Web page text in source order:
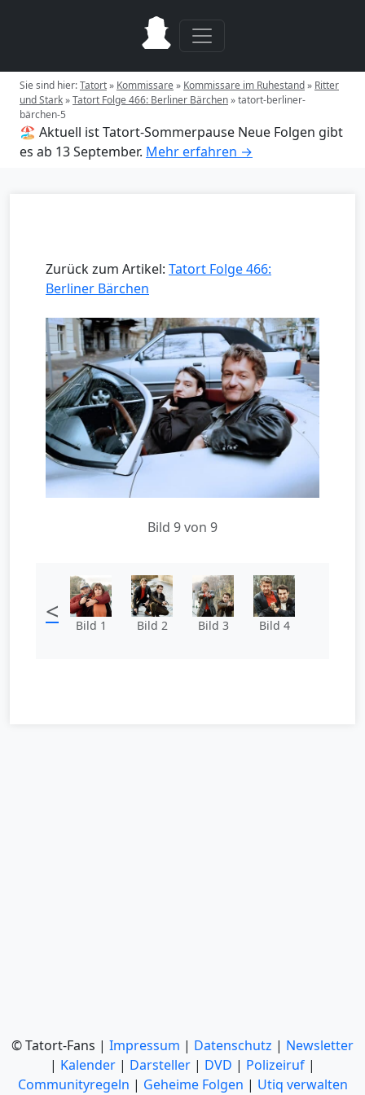
Sie sind hier:Tatort» Kommissare» Kommissare im Ruhestand» Ritter
und Stark»Tatort Folge 466: Berliner Bärchen»tatort-berliner-
bärchen-5
🏖️ Aktuell ist Tatort-Sommerpause Neue Folgen gibt
es ab 13 September. Mehr erfahren →
Zurück zum Artikel: Tatort Folge 466:
Berliner Bärchen
Bild 9 von 9
< Bild 1 Bild 2 Bild 3 Bild 4
© Tatort-Fans | Impressum | Datenschutz | Newsletter
| Kalender | Darsteller | DVD | Polizeiruf |
Communityregeln | Geheime Folgen | Utiq verwalten